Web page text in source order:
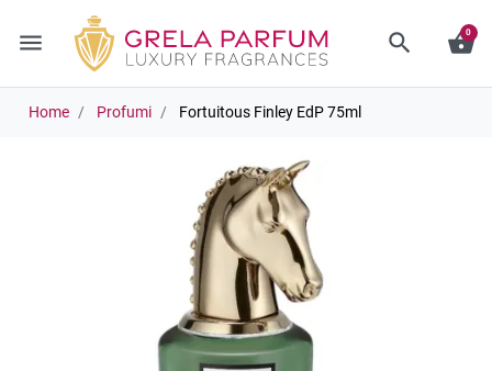
menu search shopping_basket
0
Home Profumi Fortuitous Finley EdP 75ml